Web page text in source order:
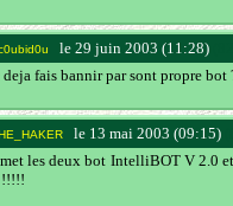
le 29 juin 2003 (11:28)
fais bannir par sont propre
le 13 mai 2003 (09:15)
les deux bot IntelliBOT V 2.0
!!!!!